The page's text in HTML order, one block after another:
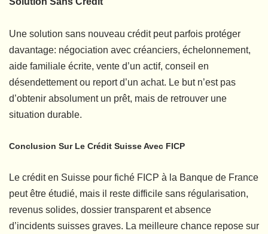
Une solution sans nouveau crédit peut parfois protéger
davantage: négociation avec créanciers, échelonnement,
aide familiale écrite, vente d’un actif, conseil en
désendettement ou report d’un achat. Le but n’est pas
d’obtenir absolument un prêt, mais de retrouver une
situation durable.
Conclusion Sur Le Crédit Suisse Avec FICP
Le crédit en Suisse pour fiché FICP à la Banque de France
peut être étudié, mais il reste difficile sans régularisation,
revenus solides, dossier transparent et absence
d’incidents suisses graves. La meilleure chance repose sur